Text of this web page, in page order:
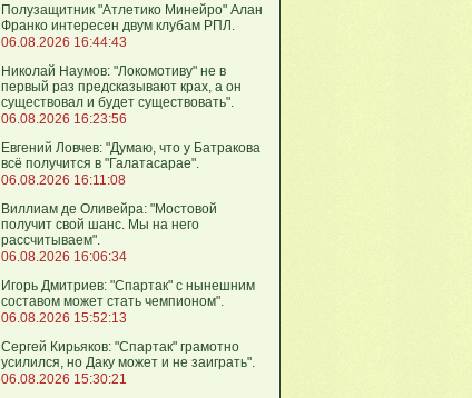
Полузащитник "Атлетико Минейро" Алан
Франко интересен двум клубам РПЛ.
06.08.2026 16:44:43
Николай Наумов: "Локомотиву" не в
первый раз предсказывают крах, а он
существовал и будет существовать".
06.08.2026 16:23:56
Евгений Ловчев: "Думаю, что у Батракова
всё получится в "Галатасарае".
06.08.2026 16:11:08
Виллиам де Оливейра: "Мостовой
получит свой шанс. Мы на него
рассчитываем".
06.08.2026 16:06:34
Игорь Дмитриев: "Спартак" с нынешним
составом может стать чемпионом".
06.08.2026 15:52:13
Сергей Кирьяков: "Спартак" грамотно
усилился, но Даку может и не заиграть".
06.08.2026 15:30:21